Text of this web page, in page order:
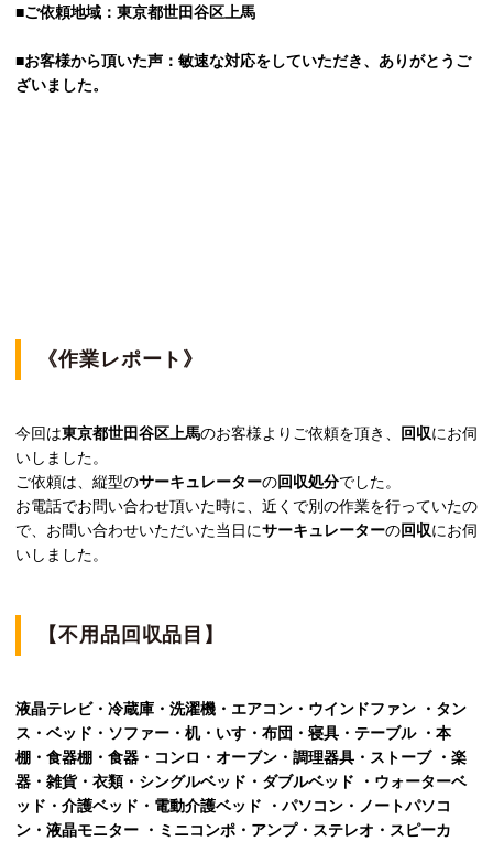
■ご依頼地域：東京都世田谷区上馬
■お客様から頂いた声：敏速な対応をしていただき、ありがとうご
ざいました。
《作業レポート》
今回は東京都世田谷区上馬のお客様よりご依頼を頂き、 回収にお伺
いしました。
ご依頼は、縦型のサーキュレーターの回収処分でした。
お電話でお問い合わせ頂いた時に、近くで別の作業を行っていたの
で、お問い合わせいただいた当日にサーキュレーターの回収にお伺
いしました。
【不用品回収品目】
液晶テレビ・冷蔵庫・洗濯機・エアコン・ウインドファン ・タン
ス・ベッド・ソファー・机・いす・布団・寝具・テーブル ・本
棚・食器棚・食器・コンロ・オーブン・調理器具・ストーブ ・楽
器・雑貨・衣類・シングルベッド・ダブルベッド ・ウォーターベ
ッド・介護ベッド・電動介護ベッド ・パソコン・ノートパソコ
ン・液晶モニター ・ミニコンポ・アンプ・ステレオ・スピーカ